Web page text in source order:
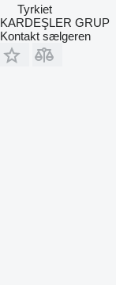
Tyrkiet
KARDEŞLER GRUP
Kontakt sælgeren